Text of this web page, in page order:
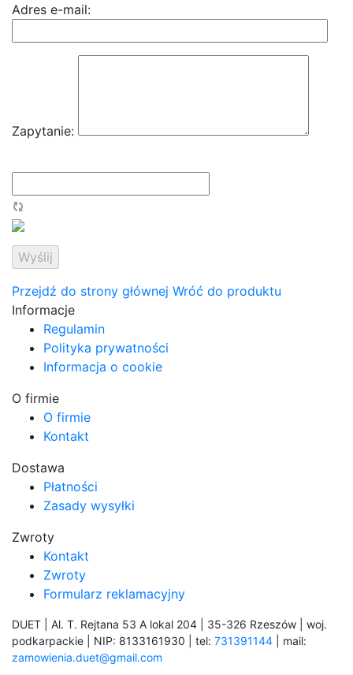
Adres e-mail:
Zapytanie:
Przejdź do strony głównej Wróć do produktu
Informacje
Regulamin
Polityka prywatności
Informacja o cookie
O firmie
O firmie
Kontakt
Dostawa
Płatności
Zasady wysyłki
Zwroty
Kontakt
Zwroty
Formularz reklamacyjny
DUET | Al. T. Rejtana 53 A lokal 204 | 35-326 Rzeszów | woj.
podkarpackie | NIP: 8133161930 | tel: 731391144 | mail:
zamowienia.duet@gmail.com